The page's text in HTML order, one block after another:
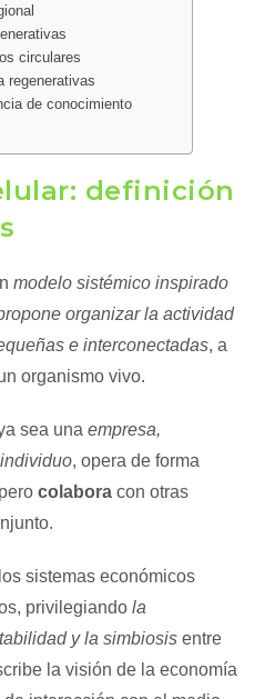
circulares
regenerativas
de conocimiento
definición
modelo sistémico inspirado
organizar la actividad
e interconectadas, a
organismo vivo.
sea unaempresa,
, opera de forma
colabora con otras
sistemas económicos
privilegiando la
y la simbiosis entre
la visión de la economía